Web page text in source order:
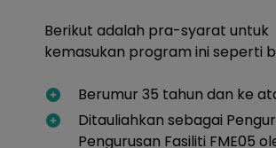
Berikut adalah pra-syarat untuk
kemasukan program ini seperti
Berumur 35 tahun dan ke
Ditauliahkan sebagai
Pengurusan Fasiliti FME05